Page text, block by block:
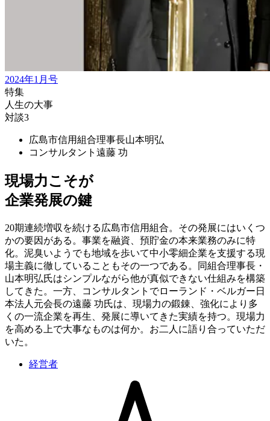
2024年1月号
特集
人生の大事
対談3
広島市信用組合理事長山本明弘
コンサルタント 遠藤 功
現場力こそが
企業発展の鍵
20期連続増収を続ける広島市信用組合。その発展にはいくつ
かの要因がある。事業を融資、預貯金の本来業務のみに特
化。泥臭いようでも地域を歩いて中小零細企業を支援する現
場主義に徹していることもその一つである。同組合理事長・
山本明弘氏はシンプルながら他が真似できない仕組みを構築
してきた。一方、コンサルタントでローランド・ベルガー日
本法人元会長の遠藤 功氏は、現場力の鍛錬、強化により多
くの一流企業を再生、発展に導いてきた実績を持つ。現場力
を高める上で大事なものは何か。お二人に語り合っていただ
いた。
経営者